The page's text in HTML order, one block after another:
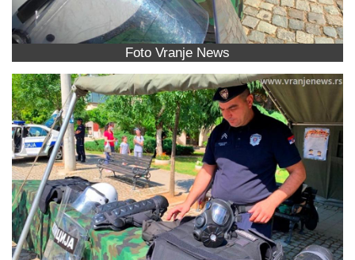
Foto Vranje News